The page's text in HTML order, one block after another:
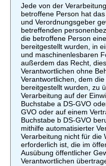
Jede von der
betroffene Person hat
und Verordnungsgeber
betreffenden
die betroffene Person
bereitgestellt wurden, in
und maschinenlesbaren
außerdem das Recht,
Verantwortlichen ohne
Verantwortlichen, dem
bereitgestellt wurden, zu
Verarbeitung auf der
Buchstabe a DS-GVO
GVO oder auf einem
Buchstabe b DS-GVO
mithilfe automatisierter
Verarbeitung nicht für die
erforderlich ist, die im
Ausübung öffentlicher
Verantwortlichen